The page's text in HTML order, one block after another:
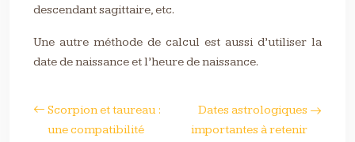
descendant sagittaire, etc.
Une autre méthode de calcul est aussi d’utiliser la
date de naissance et l’heure de naissance.
Scorpion et taureau :
une compatibilité
Dates astrologiques
importantes à retenir